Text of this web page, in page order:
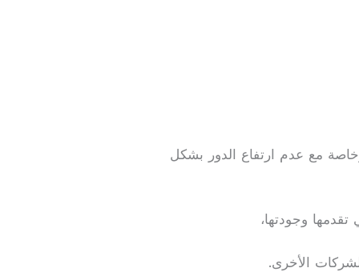
مع عدم ارتفاع الدور بشكل
وجودتها،
الأخرى.